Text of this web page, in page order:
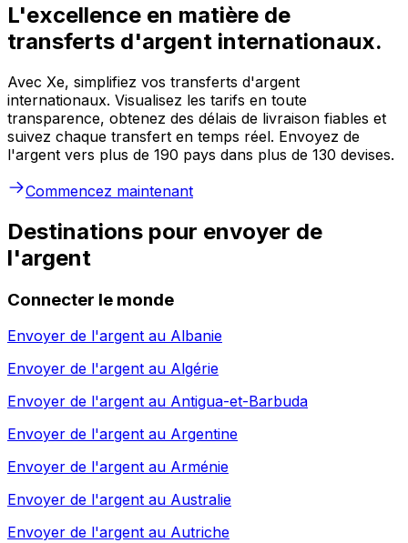
L'excellence en matière de
transferts d'argent internationaux.
Avec Xe, simplifiez vos transferts d'argent
internationaux. Visualisez les tarifs en toute
transparence, obtenez des délais de livraison fiables et
suivez chaque transfert en temps réel. Envoyez de
l'argent vers plus de 190 pays dans plus de 130 devises.
Commencez maintenant
Destinations pour envoyer de
l'argent
Connecter le monde
Envoyer de l'argent au Albanie
Envoyer de l'argent au Algérie
Envoyer de l'argent au Antigua-et-Barbuda
Envoyer de l'argent au Argentine
Envoyer de l'argent au Arménie
Envoyer de l'argent au Australie
Envoyer de l'argent au Autriche